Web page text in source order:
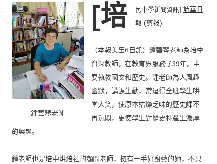
鍾碧琴老師
[培 民中學新聞資訊] 詩華日
報 (剪报)
（本報美里6日訊）鍾碧琴老師為培中
資深教師， 在教育界服務了39年，主
要執教國文和歷史。 鍾老師為人風趣
幽默，講課生動，常逗得全班學生哄
堂大笑， 使原本枯燥乏味的歷史課不
再沉悶， 更使學生對歷史科產生濃厚
的興趣。
鍾老師也是培中烘焙社的顧問老師，擁有一手好廚藝的她， 不只